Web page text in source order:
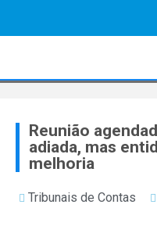
Reunião
adiada, mas
melhoria
Tribunais de Contas